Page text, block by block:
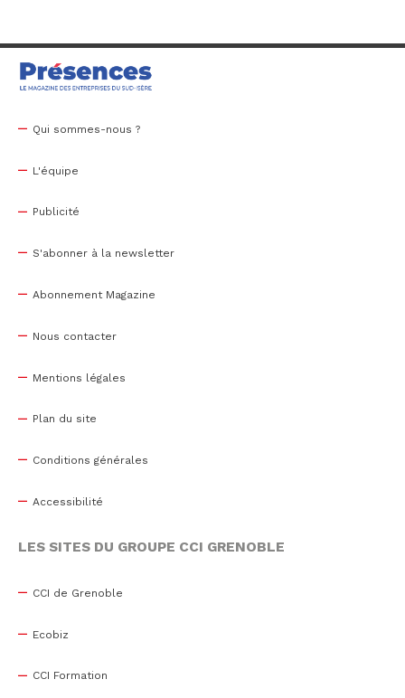
Qui sommes-nous ?
L'équipe
Publicité
S'abonner à la newsletter
Abonnement Magazine
Nous contacter
Mentions légales
Plan du site
Conditions générales
Accessibilité
LES SITES DU GROUPE CCI GRENOBLE
CCI de Grenoble
Ecobiz
CCI Formation